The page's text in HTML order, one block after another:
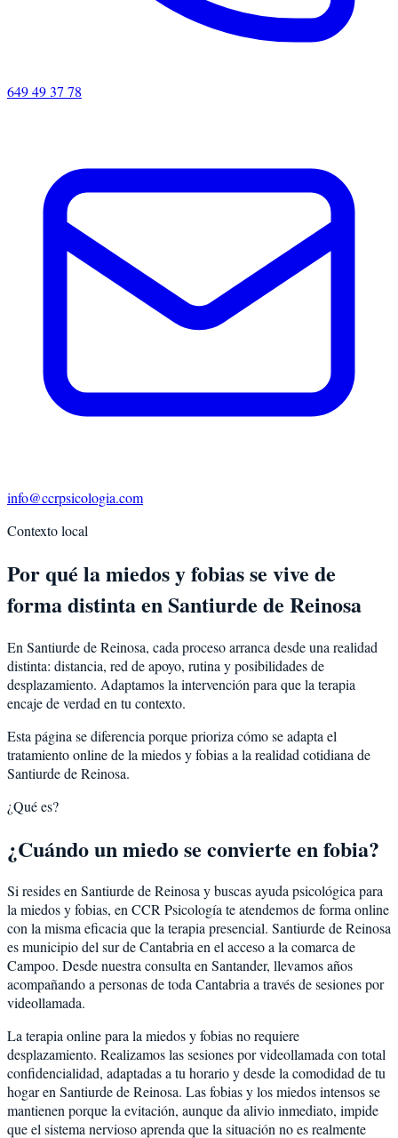
649 49 37 78
info@ccrpsicologia.com
Contexto local
Por qué la miedos y fobias se vive de
forma distinta en Santiurde de Reinosa
En Santiurde de Reinosa, cada proceso arranca desde una realidad
distinta: distancia, red de apoyo, rutina y posibilidades de
desplazamiento. Adaptamos la intervención para que la terapia
encaje de verdad en tu contexto.
Esta página se diferencia porque prioriza cómo se adapta el
tratamiento online de la miedos y fobias a la realidad cotidiana de
Santiurde de Reinosa.
¿Qué es?
¿Cuándo un miedo se convierte en fobia?
Si resides en Santiurde de Reinosa y buscas ayuda psicológica para
la miedos y fobias, en CCR Psicología te atendemos de forma online
con la misma eficacia que la terapia presencial. Santiurde de Reinosa
es municipio del sur de Cantabria en el acceso a la comarca de
Campoo. Desde nuestra consulta en Santander, llevamos años
acompañando a personas de toda Cantabria a través de sesiones por
videollamada.
La terapia online para la miedos y fobias no requiere
desplazamiento. Realizamos las sesiones por videollamada con total
confidencialidad, adaptadas a tu horario y desde la comodidad de tu
hogar en Santiurde de Reinosa. Las fobias y los miedos intensos se
mantienen porque la evitación, aunque da alivio inmediato, impide
que el sistema nervioso aprenda que la situación no es realmente